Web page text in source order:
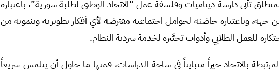
تأتي دارسة ديناميات وفلسفة عمل “الاتحاد الوطني لطلبة سورية”، باعتباره
جهة، وباعتباره حاضنة لحوامل اجتماعية مفترضة لأي أفكار تطويرية وتنموية من
للعمل الطلابي وأدوات تجيَّيره لخدمة سردية النظام.
بالاتحاد حيزاً متبايناً في ساحة الدراسات، فمنها ما حاول أن يتلمس سريعاً